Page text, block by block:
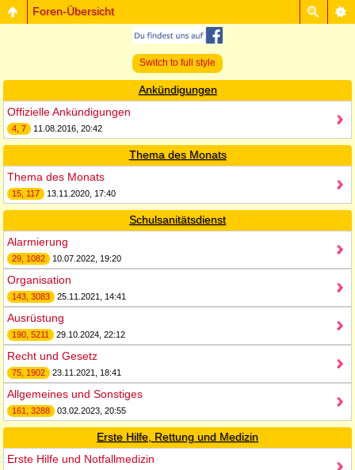
Foren-Übersicht
Switch to full style
Ankündigungen
Offizielle Ankündigungen
4, 7 11.08.2016, 20:42
Thema des Monats
Thema des Monats
15, 117 13.11.2020, 17:40
Schulsanitätsdienst
Alarmierung
29, 1082 10.07.2022, 19:20
Organisation
143, 3083 25.11.2021, 14:41
Ausrüstung
190, 5211 29.10.2024, 22:12
Recht und Gesetz
75, 1902 23.11.2021, 18:41
Allgemeines und Sonstiges
161, 3288 03.02.2023, 20:55
Erste Hilfe, Rettung und Medizin
Erste Hilfe und Notfallmedizin